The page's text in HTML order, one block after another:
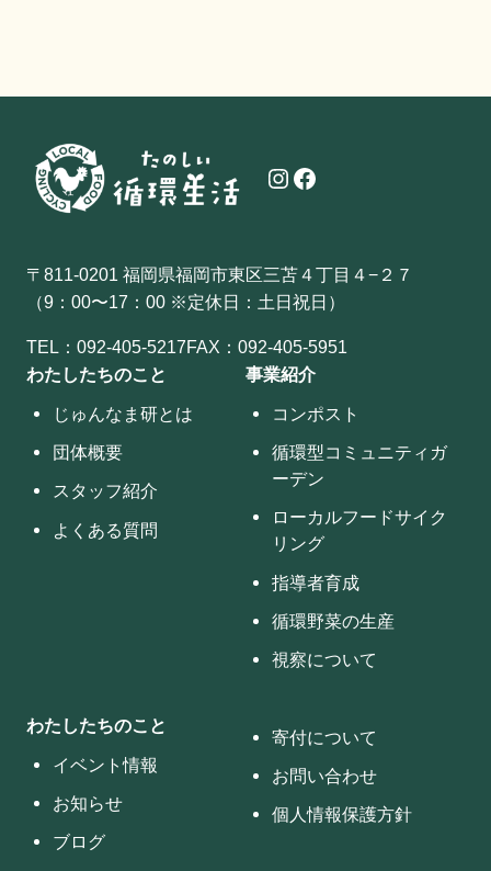
Instagram Facebook
〒811-0201 福岡県福岡市東区三苫４丁目４−２７
（9：00〜17：00 ※定休日：土日祝日）
TEL：092-405-5217FAX：092-405-5951
わたしたちのこと
じゅんなま研とは
団体概要
スタッフ紹介
よくある質問
事業紹介
コンポスト
循環型コミュニティガ
ーデン
ローカルフードサイク
リング
指導者育成
循環野菜の生産
視察について
わたしたちのこと
イベント情報
お知らせ
ブログ
寄付について
お問い合わせ
個人情報保護方針